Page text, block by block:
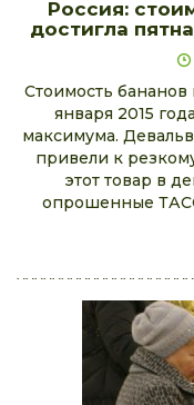
Россия:
достигла
Стоимость
января 2015
максимума.
привели к
этот товар в
опрошенные